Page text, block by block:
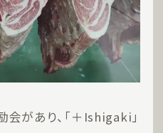
があり、「＋Ishigaki」